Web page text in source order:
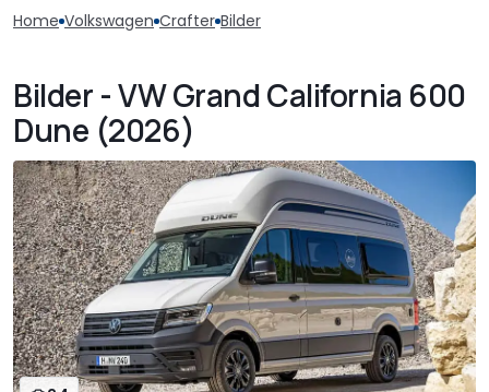
Home Volkswagen Crafter Bilder
Bilder - VW Grand California 600
Dune (2026)